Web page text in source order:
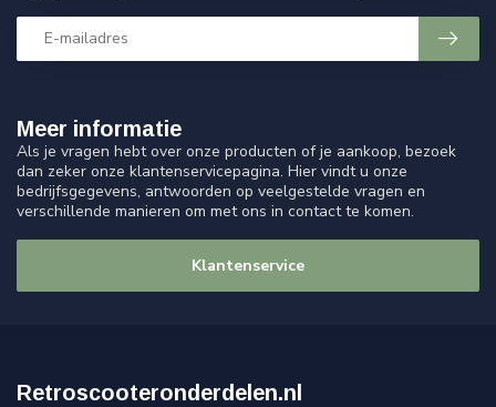
Meer informatie
Als je vragen hebt over onze producten of je aankoop, bezoek
dan zeker onze klantenservicepagina. Hier vindt u onze
bedrijfsgegevens, antwoorden op veelgestelde vragen en
verschillende manieren om met ons in contact te komen.
Klantenservice
Retroscooteronderdelen.nl